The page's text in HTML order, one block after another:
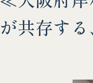
が共存す